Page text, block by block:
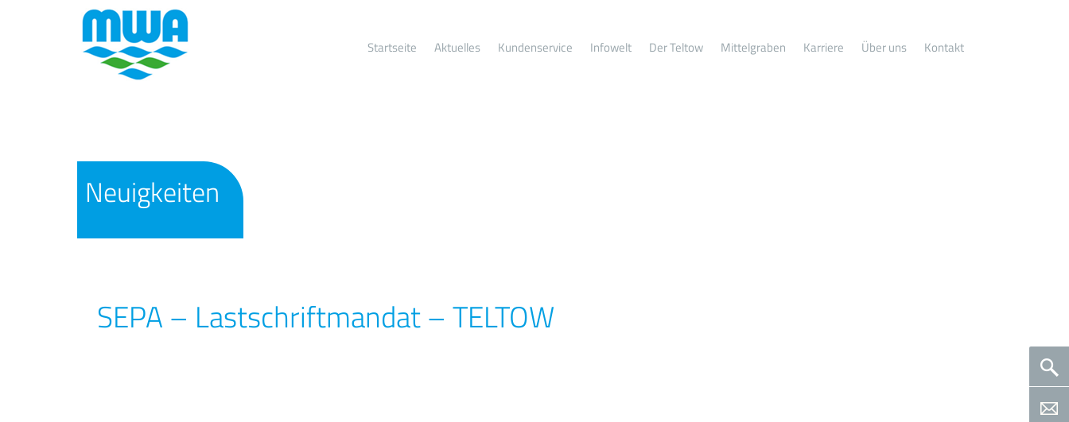
Startseite Aktuelles Kundenservice Infowelt Der Teltow Mittelgraben Karriere Über uns Kontakt
Neuigkeiten
SEPA – Lastschriftmandat – TELTOW